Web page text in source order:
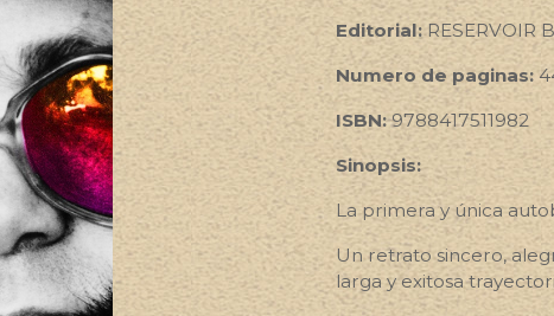
Editorial:RESERVOIR
Numero de paginas:
ISBN:9788417511982
Sinopsis:
La primera y única
Un retrato sincero,
larga y exitosa